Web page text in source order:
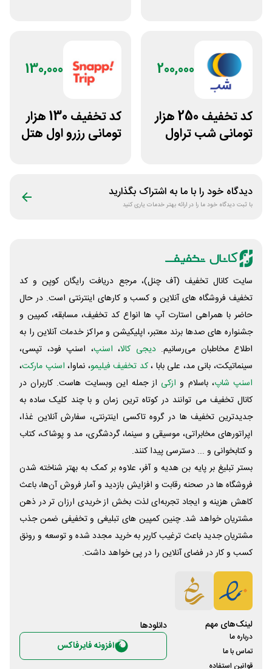
200,000
کد تخفیف 250 هزار
تومانی شب تراول
130,000
کد تخفیف 130 هزار
تومانی رزرو اول هتل
دیدگاه خود را با ما به اشتراک بگذارید
با ثبت دیدگاه خود ما را در ارائه بهتر خدمات یاری کنید
سایت کانال تخفیف (آف چنل)، مرجع دریافت رایگان کوپن و کد
تخفیف فروشگاه های آنلاین و کسب و‌ کارهای اینترنتی است. در حال
حاضر با همراهی استارت آپ ها انواع کد تخفیف، مسابقه، کمپین و
جشنواره های صدها برند معتبر، اپلیکیشن و مراکز خدمات آنلاین را به
اطلاع مخاطبان می‌رسانیم. دیجی کالا، اسنپ، اسنپ فود، تپسی،
سینماتیکت، بانی مد، علی‌ بابا ،کد تخفیف فیلیمو، نماوا، اسنپ مارکت،
اسنپ شاپ، باسلام و ازکی از جمله این وبسایت ‌هاست. کاربران در
کانال تخفیف می توانند در کوتاه ترین زمان و با چند کلیک ساده به
جدیدترین تخفیف ها در گروه تاکسی اینترنتی، سفارش آنلاین غذا،
اپراتورهای مخابراتی، موسیقی و سینما، گردشگری، مد و پوشاک، کتاب
و کتابخوانی و ... دسترسی پیدا کنند.
بستر تبلیغ بر پایه بن هدیه و آفر، علاوه بر کمک به بهتر شناخته شدن
فروشگاه ها در صحنه رقابت و افزایش بازدید و آمار فروش آن‌ها، باعث
کاهش هزینه و ایجاد تجربه‌ای لذت بخش از خریدی ارزان تر در ذهن
مشتریان خواهد شد. چنین کمپین های تبلیغی و تخفیفی ضمن جذب
مشتریان جدید باعث ترغیب کاربر به خرید مجدد شده و توسعه و رونق
کسب و کار در فضای آنلاین را در پی خواهد داشت.
لینک‌های مهم
درباره ما
تماس با ما
قوانین استفاده
دانلود‌ها
افزونه فایرفاکس